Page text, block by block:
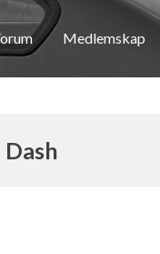
Medlemskap